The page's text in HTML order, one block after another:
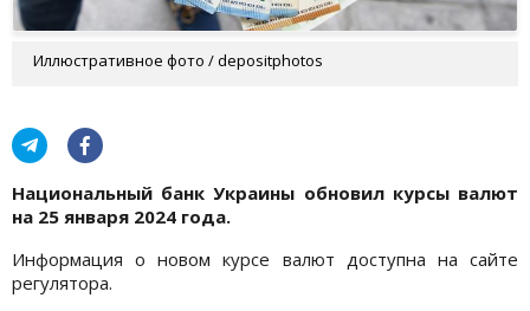
Иллюстративное фото / depositphotos
Национальный банк Украины обновил курсы валют
на 25 января 2024 года.
Информация о новом курсе валют доступна на сайте
регулятора.